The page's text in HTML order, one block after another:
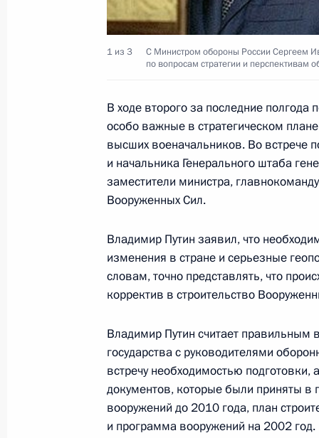
Безопасности, президиума
20 марта 2002 года, 19:00 Москва, Кремль
Состоялся телефонный разговор
с Председателем КНР Цзян
Президент провел в
по вопросам стратегии и
строительства
20 марта 2002 года, 13:00 Москва
Владимир Путин направил
Узбекистана Исламу Каримову по
дипломатических отношений
20 марта 2002 года, 00:00
1 из 3
С Министром обороны России Сергеем
по вопросам стратегии и перспективам
В ходе второго за последние
особо важные в стратегическом
высших военачальников. Во встрече
и начальника Генерального штаба
заместители министра,
Вооруженных Сил.
Владимир Путин заявил, что
изменения в стране и серьезные
словам, точно представлять, что
корректив в строительство
Владимир Путин считает правильным
государства с руководителями
встречу необходимостью подготовки,
документов, которые были приняты
вооружений до 2010 года, план
и программа вооружений на 2002 год.